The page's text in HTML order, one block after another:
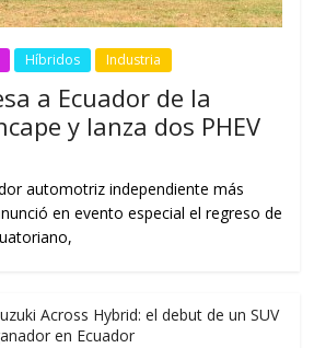
Híbridos Industria
a Ecuador de la
y lanza dos PHEV
automotriz independiente más
en evento especial el regreso de
Across Hybrid: el debut de un SUV
en Ecuador